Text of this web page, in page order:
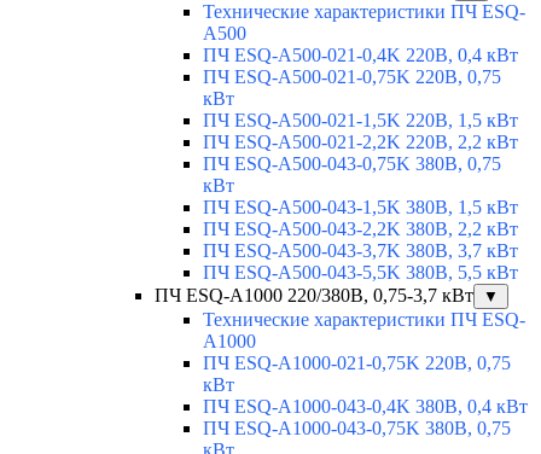
Технические характеристики ПЧ ESQ-
A500
ПЧ ESQ-A500-021-0,4K 220В, 0,4 кВт
ПЧ ESQ-A500-021-0,75K 220В, 0,75
кВт
ПЧ ESQ-A500-021-1,5K 220В, 1,5 кВт
ПЧ ESQ-A500-021-2,2K 220В, 2,2 кВт
ПЧ ESQ-A500-043-0,75K 380В, 0,75
кВт
ПЧ ESQ-A500-043-1,5K 380В, 1,5 кВт
ПЧ ESQ-A500-043-2,2K 380В, 2,2 кВт
ПЧ ESQ-A500-043-3,7K 380В, 3,7 кВт
ПЧ ESQ-A500-043-5,5K 380В, 5,5 кВт
ПЧ ESQ-A1000 220/380В, 0,75-3,7 кВт
▼
Технические характеристики ПЧ ESQ-
A1000
ПЧ ESQ-A1000-021-0,75K 220В, 0,75
кВт
ПЧ ESQ-A1000-043-0,4K 380В, 0,4 кВт
ПЧ ESQ-A1000-043-0,75K 380В, 0,75